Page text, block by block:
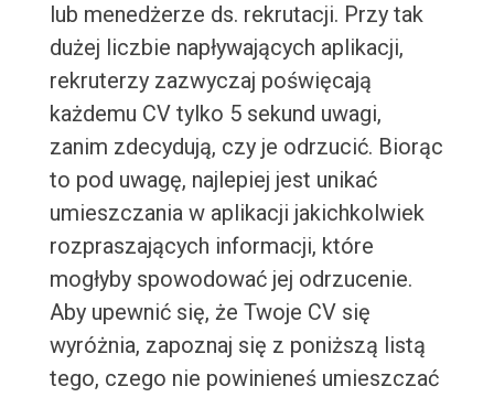
lub menedżerze ds. rekrutacji. Przy tak
dużej liczbie napływających aplikacji,
rekruterzy zazwyczaj poświęcają
każdemu CV tylko 5 sekund uwagi,
zanim zdecydują, czy je odrzucić. Biorąc
to pod uwagę, najlepiej jest unikać
umieszczania w aplikacji jakichkolwiek
rozpraszających informacji, które
mogłyby spowodować jej odrzucenie.
Aby upewnić się, że Twoje CV się
wyróżnia, zapoznaj się z poniższą listą
tego, czego nie powinieneś umieszczać